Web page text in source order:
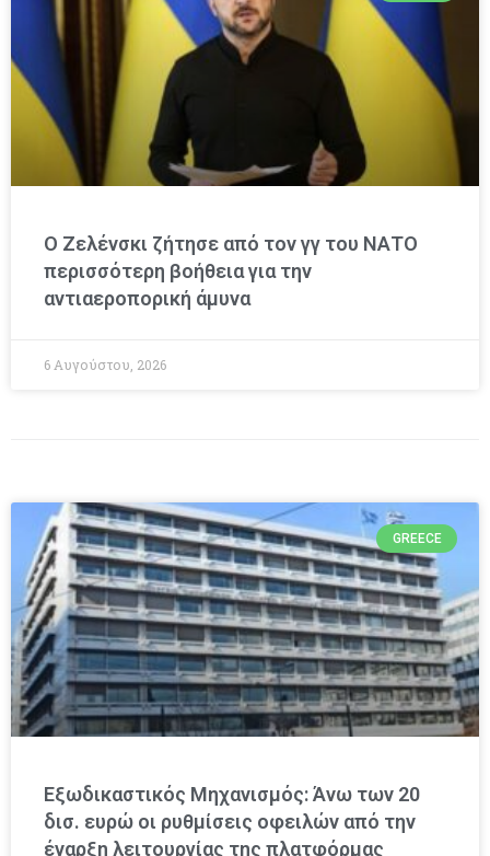
Ο Ζελένσκι ζήτησε από τον γγ του ΝΑΤΟ
περισσότερη βοήθεια για την
αντιαεροπορική άμυνα
6 Αυγούστου, 2026
GREECE
Εξωδικαστικός Μηχανισμός: Άνω των 20
δισ. ευρώ οι ρυθμίσεις οφειλών από την
έναρξη λειτουργίας της πλατφόρμας